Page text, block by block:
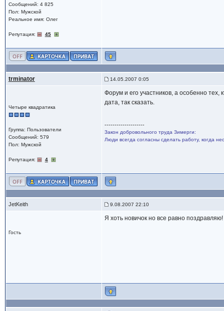
Сообщений: 4 825
Пол: Мужской
Реальное имя: Олег
Репутация: 45
trminator 14.05.2007 0:05
Четыре квадратика
Группа: Пользователи
Сообщений: 579
Пол: Мужской
Репутация: 4
Форум и его участников, а особенно тех,
дата, так сказать.
--------------------
Закон добровольного труда Зимерги:
Люди всегда согласны сделать работу, когда
JetKeith 9.08.2007 22:10
Гость
Я хоть новичок но все равно поздравляю!